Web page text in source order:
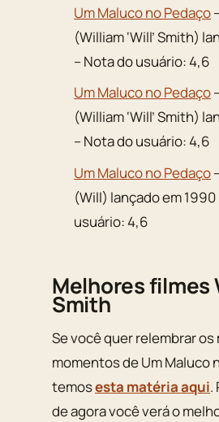
Um Maluco no Pedaço
(William ‘Will’ Smith)
– Nota do usuário: 4,6
Um Maluco no Pedaço
(William ‘Will’ Smith)
– Nota do usuário: 4,6
Um Maluco no Pedaço
(Will) lançado em
usuário: 4,6
Melhores filmes
Smith
Se você quer relembrar
momentos deUm Maluco
temosesta matéria aqui.
de agora você verá o